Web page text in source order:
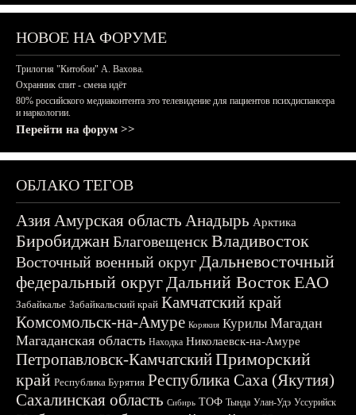
НОВОЕ НА ФОРУМЕ
Трилогия "Китобои" А. Вахова.
Охранник спит - смена идёт
80% российского медиаконтента это телевидение для пациентов психдиспансера
и наркологии.
Перейти на форум >>
ОБЛАКО ТЕГОВ
АзияАмурская область Анадырь Арктика
БиробиджанБлаговещенскВладивосток
Восточный военный округДальневосточный
федеральный округДальний ВостокЕАО
Забайкалье Забайкальский край Камчатский край
Комсомольск-на-Амуре Корякия Курилы Магадан
Магаданская область Находка Николаевск-на-Амуре
Петропавловск-КамчатскийПриморский
край Республика Бурятия Республика Саха (Якутия)
Сахалинская область Сибирь ТОФ Тында Улан-Удэ Уссурийск